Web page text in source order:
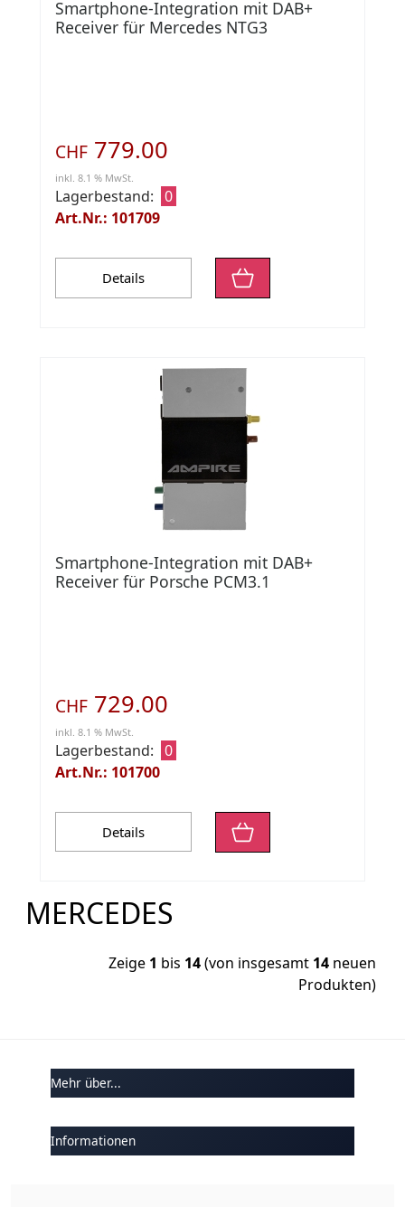
Smartphone-Integration mit DAB+
Receiver für Mercedes NTG3
CHF 779.00
inkl. 8.1 % MwSt.
Lagerbestand: 0
Art.Nr.: 101709
Details
Smartphone-Integration mit DAB+
Receiver für Porsche PCM3.1
CHF 729.00
inkl. 8.1 % MwSt.
Lagerbestand: 0
Art.Nr.: 101700
Details
MERCEDES
Zeige 1 bis 14(von insgesamt 14 neuen
Produkten)
Mehr über...
Informationen